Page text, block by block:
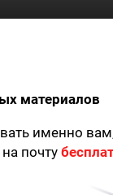
материалов
именно
почту